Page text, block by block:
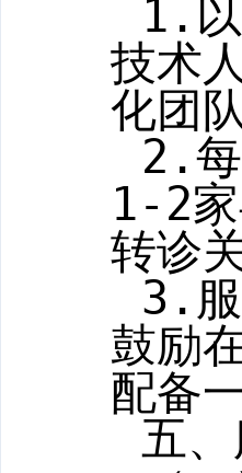
1.
技术
化团
2.
1-2家
转诊
3.
鼓励
配备
五